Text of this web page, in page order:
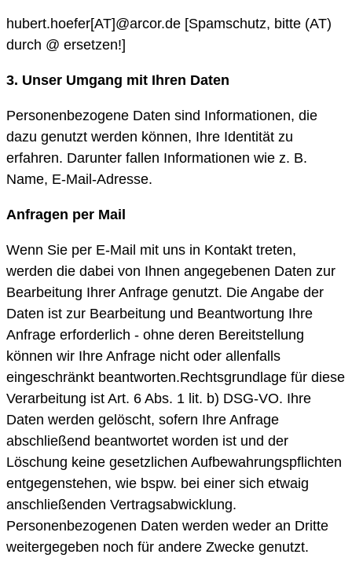
hubert.hoefer[AT]@arcor.de [Spamschutz, bitte (AT)
durch @ ersetzen!]
3. Unser Umgang mit Ihren Daten
Personenbezogene Daten sind Informationen, die
dazu genutzt werden können, Ihre Identität zu
erfahren. Darunter fallen Informationen wie z. B.
Name, E-Mail-Adresse.
Anfragen per Mail
Wenn Sie per E-Mail mit uns in Kontakt treten,
werden die dabei von Ihnen angegebenen Daten zur
Bearbeitung Ihrer Anfrage genutzt. Die Angabe der
Daten ist zur Bearbeitung und Beantwortung Ihre
Anfrage erforderlich - ohne deren Bereitstellung
können wir Ihre Anfrage nicht oder allenfalls
eingeschränkt beantworten.Rechtsgrundlage für diese
Verarbeitung ist Art. 6 Abs. 1 lit. b) DSG-VO. Ihre
Daten werden gelöscht, sofern Ihre Anfrage
abschließend beantwortet worden ist und der
Löschung keine gesetzlichen Aufbewahrungspflichten
entgegenstehen, wie bspw. bei einer sich etwaig
anschließenden Vertragsabwicklung.
Personenbezogenen Daten werden weder an Dritte
weitergegeben noch für andere Zwecke genutzt.